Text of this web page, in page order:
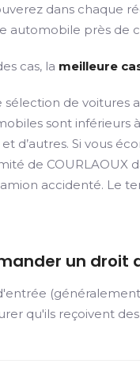
dans chaque
automobile près de
cas, la meilleure
sélection de voitures
sont inférieurs
et d’autres. Si vous
de COURLAOUX
accidenté. Le
un droit
qu'ils reçoivent